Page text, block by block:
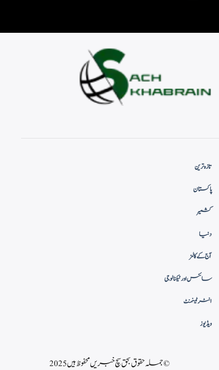
تازہ ترین
پاکستان
کشمیر
دنیا
آج کے کالمز
سائنس اور ٹیکنالوجی
انٹرٹینمنٹ
ویڈیوز
© جملہ حقوق بحق سچ خبریں محفوظ ہیں 2025